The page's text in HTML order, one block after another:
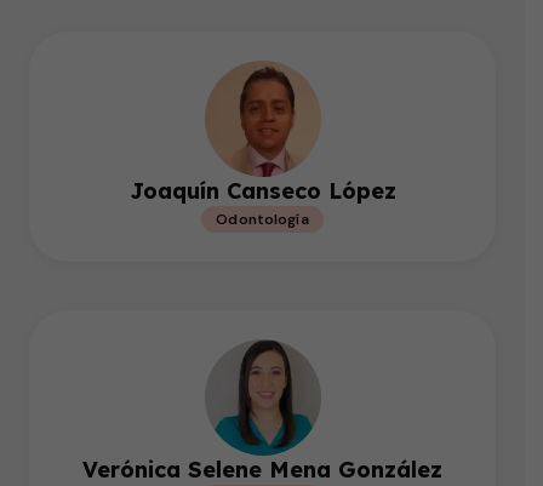
Joaquín Canseco López
Odontología
Verónica Selene Mena González